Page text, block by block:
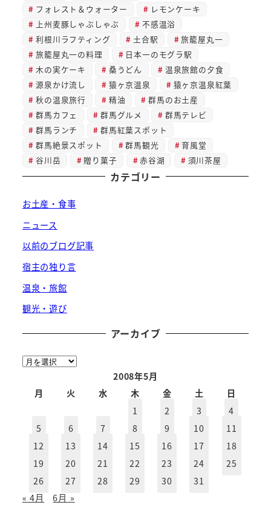
フォレスト＆ウォーター
レモンケーキ
上州麦豚しゃぶしゃぶ
不感温浴
利根川ラフティング
土合駅
旅籠屋丸一
旅籠屋丸一の料理
日本一のモグラ駅
木の実ケーキ
桑うどん
温泉旅館の夕食
源泉かけ流し
猿ヶ京温泉
猿ヶ京温泉紅葉
秋の温泉旅行
精油
群馬のお土産
群馬カフェ
群馬グルメ
群馬テレビ
群馬ランチ
群馬紅葉スポット
群馬絶景スポット
群馬観光
育風堂
谷川岳
贈り菓子 赤谷湖 須川茶屋
カテゴリー
お土産・食事
ニュース
以前のブログ記事
宿主の独り言
温泉・旅館
観光・遊び
アーカイブ
ア
2008年5月
月
火 水 木 金 土
日
1
2 3
4
5
6 7 8 9 10
11
12
13 14 15 16 17
18
19
20 21 22 23 24
25
26
27 28 29 30
31
« 4月
6月 »